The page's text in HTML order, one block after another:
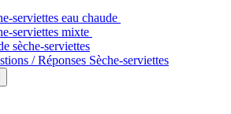
serviettes eau chaude
serviettes mixte
sèche-serviettes
/ Réponses Sèche-serviettes